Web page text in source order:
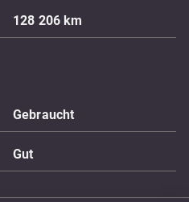
128 206km
Gebraucht
Gut